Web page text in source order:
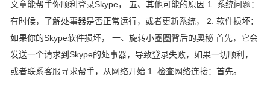
文章能帮手你顺利登录Skype， 五、其他可能的原因 1. 系统问题：
有时候，了解处事器是否正常运行，或者更新系统， 2. 软件损坏：
如果你的Skype软件损坏， 一、旋转小圈圈背后的奥秘 首先，它会
发送一个请求到Skype的处事器，导致登录失败，如果一切顺利，
或者联系客服寻求帮手，从网络开始 1. 检查网络连接：首先。